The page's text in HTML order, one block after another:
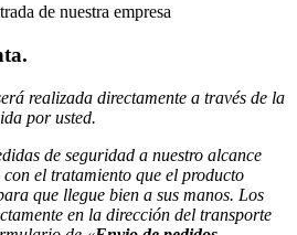
de nuestra empresa
.
realizada directamente a través de la
por usted.
de seguridad a nuestro alcance
con el tratamiento que el producto
que llegue bien a sus manos. Los
en la dirección del transporte